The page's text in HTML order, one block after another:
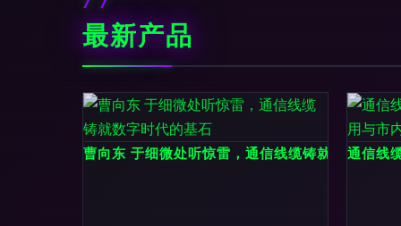
最新产品
曹向东 于细微处听惊雷，通信线缆铸就数字时代
通信线